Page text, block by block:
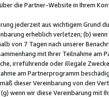
die Partner-Website in Ihrem
jederzeit aus wichtigem Grund
erheblich verletzen; (b)
von 7 Tagen nach unserer
mit Ihrer Teilnahme am
irreführende oder illegale
am Partnerprogramm
dieser Vereinbarung von den
wenn wir diese Vereinbarung mit